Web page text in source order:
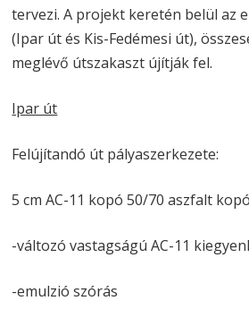
tervezi. A projekt keretén belül az
(Ipar út és Kis-Fedémesi út),
meglévő útszakaszt újítják fel.
Ipar út
Felújítandó út pályaszerkezete:
5 cm AC-11 kopó 50/70 aszfalt
-változó vastagságú AC-11
-emulzió szórás